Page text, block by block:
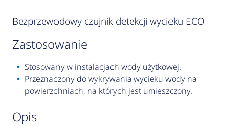
Bezprzewodowy czujnik detekcji wycieku ECO
zastosowanie
Stosowany w instalacjach wody użytkowej.
Przeznaczony do wykrywania wycieku wody na
powierzchniach, na których jest umieszczony.
opis